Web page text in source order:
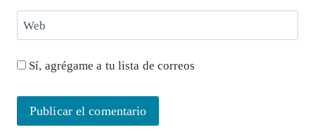
Web
Sí, agrégame a tu lista de correos